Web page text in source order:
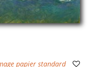
papier standard